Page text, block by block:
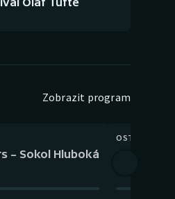
Zobrazit program
– Sokol Hluboká
OSTATNÍ